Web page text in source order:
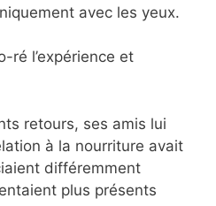
avec les yeux.
ré l’expérience et
retours, ses amis lui
à la nourriture avait
différemment
plus présents